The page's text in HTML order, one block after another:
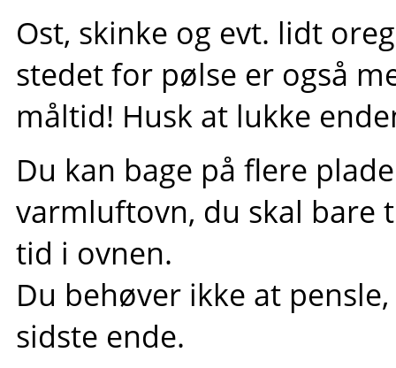
Ost, skinke og evt. lidt
stedet for pølse er også
måltid! Husk at lukke
Du kan bage på flere
varmluftovn, du skal
tid i ovnen.
Du behøver ikke at
sidste ende.